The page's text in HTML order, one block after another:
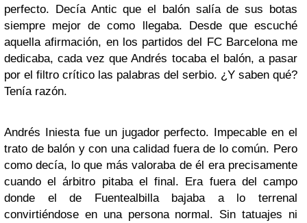
perfecto. Decía Antic que el balón salía de sus botas
siempre mejor de como llegaba. Desde que escuché
aquella afirmación, en los partidos del FC Barcelona me
dedicaba, cada vez que Andrés tocaba el balón, a pasar
por el filtro crítico las palabras del serbio. ¿Y saben qué?
Tenía razón.
Andrés Iniesta fue un jugador perfecto. Impecable en el
trato de balón y con una calidad fuera de lo común. Pero
como decía, lo que más valoraba de él era precisamente
cuando el árbitro pitaba el final. Era fuera del campo
donde el de Fuentealbilla bajaba a lo terrenal
convirtiéndose en una persona normal. Sin tatuajes ni